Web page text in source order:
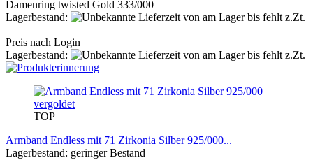
Damenring twisted Gold 333/000
Lagerbestand:
von am Lager bis fehlt z.Zt.
Preis nach Login
Lagerbestand:
von am Lager bis fehlt z.Zt.
TOP
Armband Endless mit 71 Zirkonia Silber 925/000...
Lagerbestand: geringer Bestand